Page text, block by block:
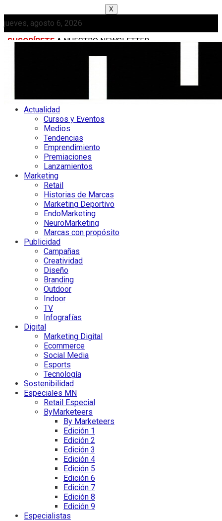
X
jueves, agosto 6, 2026
SUSCRÍBETE A NUESTRO NEWSLETTER
Actualidad
Cursos y Eventos
Medios
Tendencias
Emprendimiento
Premiaciones
Lanzamientos
Marketing
Retail
Historias de Marcas
Marketing Deportivo
EndoMarketing
NeuroMarketing
Marcas con propósito
Publicidad
Campañas
Creatividad
Diseño
Branding
Outdoor
Indoor
TV
Infografías
Digital
Marketing Digital
Ecommerce
Social Media
Esports
Tecnología
Sostenibilidad
Especiales MN
Retail Especial
ByMarketeers
By Marketeers
Edición 1
Edición 2
Edición 3
Edición 4
Edición 5
Edición 6
Edición 7
Edición 8
Edición 9
Especialistas